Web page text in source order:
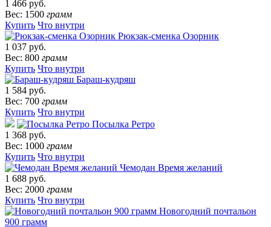
1 466 руб.
Вес: 1500 грамм
Купить Что внутри
Рюкзак-сменка Озорник
1 037 руб.
Вес: 800 грамм
Купить Что внутри
Бараш-кудряш
1 584 руб.
Вес: 700 грамм
Купить Что внутри
Посылка Ретро
1 368 руб.
Вес: 1000 грамм
Купить Что внутри
Чемодан Время желаний
1 688 руб.
Вес: 2000 грамм
Купить Что внутри
Новогодний почтальон
900 грамм